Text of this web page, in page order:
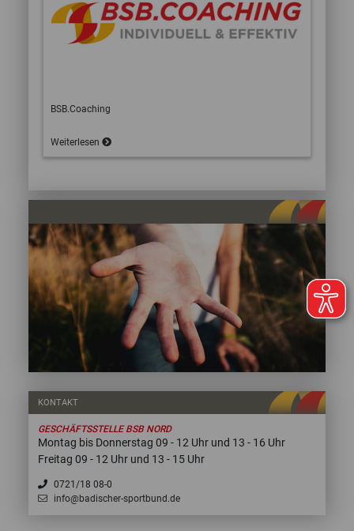
BSB.Coaching
Weiterlesen
KONTAKT
GESCHÄFTSSTELLE BSB NORD
Montag bis Donnerstag 09 - 12 Uhr und 13 - 16 Uhr
Freitag 09 - 12 Uhr und 13 - 15 Uhr
0721/18 08-0
info@badischer-sportbund.de